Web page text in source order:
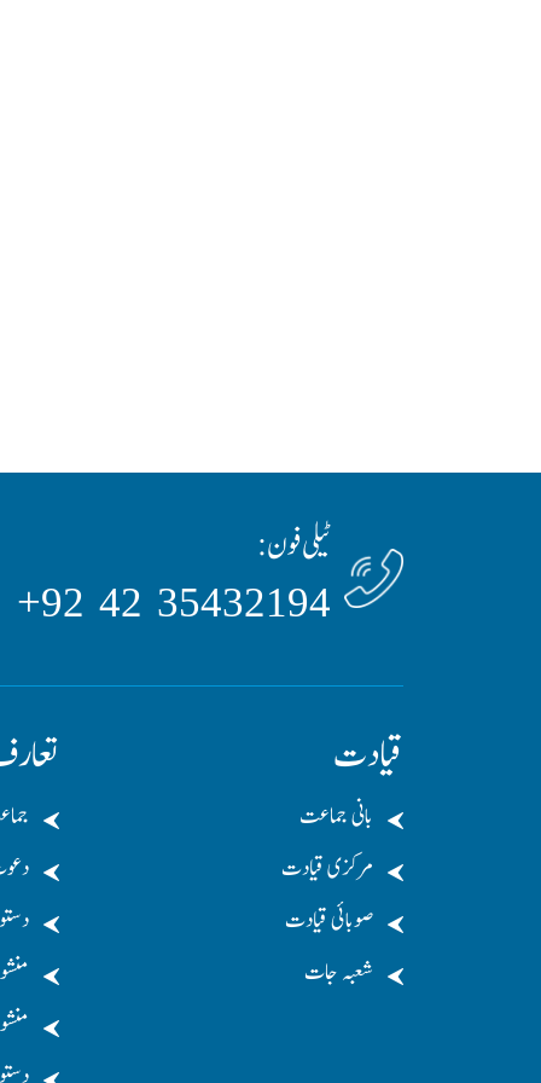
ٹیلی فون:
35432194 42 92+
قیادت
بانی جماعت
مرکزی قیادت
صوبائی قیادت
شعبہ جات